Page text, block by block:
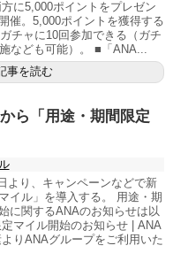
に5,000ポイントをプレゼン
催。5,000ポイントを獲得する
チャに10回参加できる（ガチ
なども可能）。 ■「ANA...
事を読む
ら「用途・期間限定
より、キャンペーンなどで新
イル」を導入する。 用途・期
に関するANAのお知らせは以
マイル開始のお知らせ | ANA
りANAグループをご利用いた